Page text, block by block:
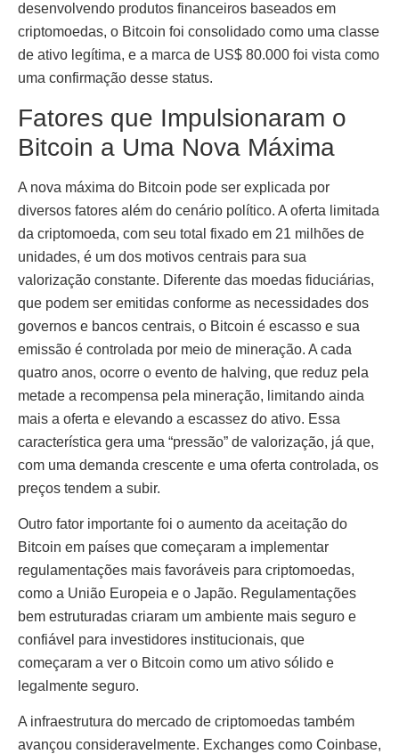
desenvolvendo produtos financeiros baseados em
criptomoedas, o Bitcoin foi consolidado como uma classe
de ativo legítima, e a marca de US$ 80.000 foi vista como
uma confirmação desse status.
Fatores que Impulsionaram o
Bitcoin a Uma Nova Máxima
A nova máxima do Bitcoin pode ser explicada por
diversos fatores além do cenário político. A oferta limitada
da criptomoeda, com seu total fixado em 21 milhões de
unidades, é um dos motivos centrais para sua
valorização constante. Diferente das moedas fiduciárias,
que podem ser emitidas conforme as necessidades dos
governos e bancos centrais, o Bitcoin é escasso e sua
emissão é controlada por meio de mineração. A cada
quatro anos, ocorre o evento de halving, que reduz pela
metade a recompensa pela mineração, limitando ainda
mais a oferta e elevando a escassez do ativo. Essa
característica gera uma “pressão” de valorização, já que,
com uma demanda crescente e uma oferta controlada, os
preços tendem a subir.
Outro fator importante foi o aumento da aceitação do
Bitcoin em países que começaram a implementar
regulamentações mais favoráveis para criptomoedas,
como a União Europeia e o Japão. Regulamentações
bem estruturadas criaram um ambiente mais seguro e
confiável para investidores institucionais, que
começaram a ver o Bitcoin como um ativo sólido e
legalmente seguro.
A infraestrutura do mercado de criptomoedas também
avançou consideravelmente. Exchanges como Coinbase,